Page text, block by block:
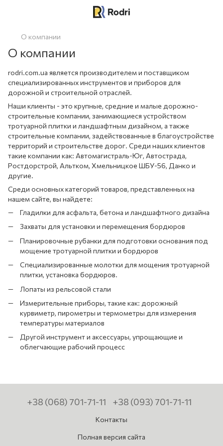
О компании
О компании
rodri.com.ua является производителем и поставщиком
специализированных инструментов и приборов для
дорожной и строительной отраслей.
Наши клиенты - это крупные, средние и малые дорожно-
строительные компании, занимающиеся устройством
тротуарной плитки и ландшафтным дизайном, а также
строительные компании, задействованные в благоустройстве
территорий и строительстве дорог. Среди наших клиентов
такие компании как: Автомагистраль-Юг, Автострада,
Ростдорстрой, Альтком, Хмельницкое ШБУ-56, Данко и
другие.
Среди основных категорий товаров, представленных на
нашем сайте, вы найдете:
Гладилки для асфальта, бетона и ландшафтного дизайна
Захваты для установки и перемещения бордюров
Планировочные рубанки для подготовки основания под
мощение тротуарной плитки и бордюров
Специализированные молотки для мощения тротуарной
плитки, установка бордюров.
Лопаты из рельсовой стали
Измерительные приборы, такие как: дорожный
курвиметр, пирометры и термометры для измерения
температуры материалов
Другой инструмент и аксессуары, упрощающие и
облегчающие рабочий процесс
+38 (068) 701-71-11 +38 (093) 701-71-11
Контакты
Полная версия сайта